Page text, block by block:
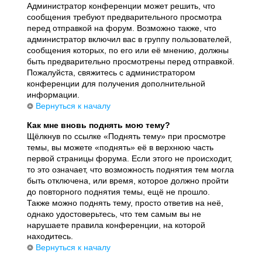
Администратор конференции может решить, что
сообщения требуют предварительного просмотра
перед отправкой на форум. Возможно также, что
администратор включил вас в группу пользователей,
сообщения которых, по его или её мнению, должны
быть предварительно просмотрены перед отправкой.
Пожалуйста, свяжитесь с администратором
конференции для получения дополнительной
информации.
Вернуться к началу
Как мне вновь поднять мою тему?
Щёлкнув по ссылке «Поднять тему» при просмотре
темы, вы можете «поднять» её в верхнюю часть
первой страницы форума. Если этого не происходит,
то это означает, что возможность поднятия тем могла
быть отключена, или время, которое должно пройти
до повторного поднятия темы, ещё не прошло.
Также можно поднять тему, просто ответив на неё,
однако удостоверьтесь, что тем самым вы не
нарушаете правила конференции, на которой
находитесь.
Вернуться к началу